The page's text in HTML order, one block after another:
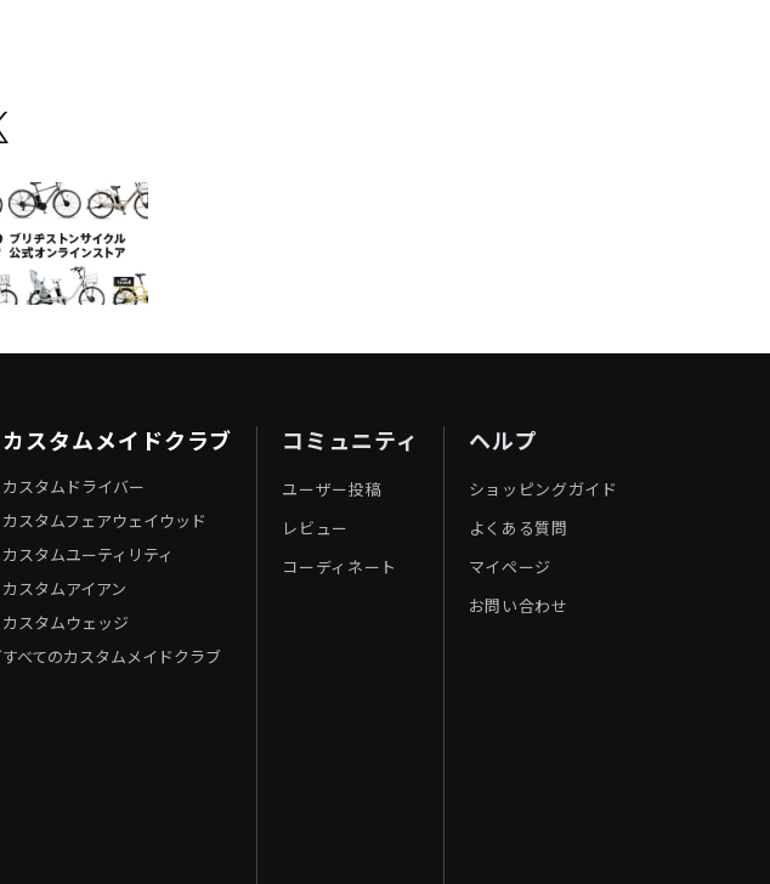
カスタムメイドクラブ
カスタムドライバー
カスタムフェアウェイウッド
カスタムユーティリティ
カスタムアイアン
カスタムウェッジ
すべてのカスタムメイドクラブ
コミュニティ
ユーザー投稿
レビュー
コーディネート
ヘルプ
ショッピングガイド
よくある質問
マイページ
お問い合わせ